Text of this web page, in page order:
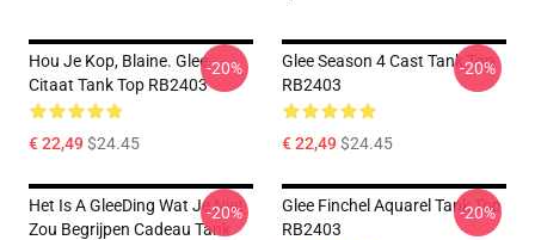
Hou Je Kop, Blaine. Glee
Citaat Tank Top RB2403
€ 22,49$24.45
-20%
Glee Season 4 Cast Tank Top
RB2403
€ 22,49$24.45
-20%
Het Is A GleeDing Wat Je Niet
Zou Begrijpen Cadeau Tank
-20%
Glee Finchel Aquarel Tank Top
RB2403
-20%